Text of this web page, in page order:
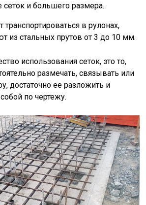
сеток и большего размера.
транспортироваться в рулонах,
из стальных прутов от 3 до 10 мм.
использования сеток, это то,
размечать, связывать или
достаточно ее разложить и
по чертежу.